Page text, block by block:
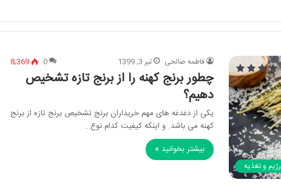
رژیم و تغذیه
فاطمه صالحی تیر 3, 1399 0
8,369
چطور برنج کهنه را از برنج تازه تشخیص
دهیم؟
یکی از دغدغه های مهم خریداران برنج تشخیص برنج تازه از برنج
کهنه می باشد. و اینکه کیفیت کدام نوع…
بیشتر بخوانید »